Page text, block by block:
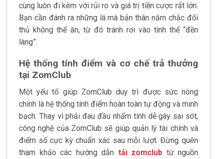
cùng luôn đi kèm với rủi ro và giá trị tiền cược rất lớn.
Bạn cần đánh ra những lá mà bản thân nắm chắc đối
thủ không thể ăn, từ đó tránh rơi vào tình thế “đền
làng”.
Hệ thống tính điểm và cơ chế trả thưởng
tại ZomClub
Một yếu tố giúp ZomClub duy trì được sức nóng
chính là hệ thống tính điểm hoàn toàn tự động và minh
bạch. Thay vì phải đau đầu nhẩm tính dễ gây sai sót,
công nghệ của ZomClub sẽ giúp quản lý tài chính và
điểm số cực kỳ chuẩn xác sau mỗi lượt. Đừng quên
tham khảo các hướng dẫn tải zomclub từ nguồn